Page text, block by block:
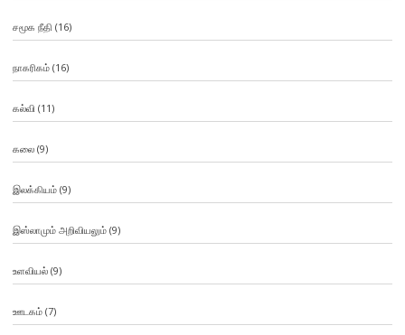
சமூக நீதி (16)
நாகரிகம்(16)
கல்வி (11)
கலை(9)
இலக்கியம்(9)
இஸ்லாமும் அறிவியலும்(9)
உளவியல்(9)
ஊடகம்(7)